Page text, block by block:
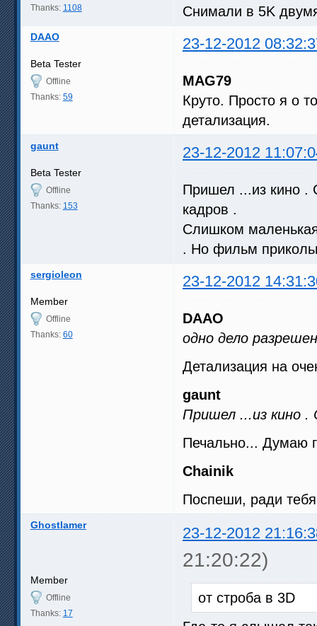
Thanks: 1108
Снимали в 5K
DAAO 23-12-2012
Beta Tester
Offline
Thanks: 59
MAG79
Круто. Просто я о
детализация.
gaunt 23-12-2012
Beta Tester
Offline
Thanks: 153
Пришел ...из кино .
кадров .
Слишком
. Но фильм
sergioleon 23-12-2012
Member
Offline
Thanks: 60
DAAO
одно дело
Детализация на
gaunt
Пришел ...из кино .
Печально... Думаю
Chainik
Поспеши, ради
Ghostlamer 23-12-2012
21:20:22)
Member
Offline
Thanks: 17
от строба в 3D